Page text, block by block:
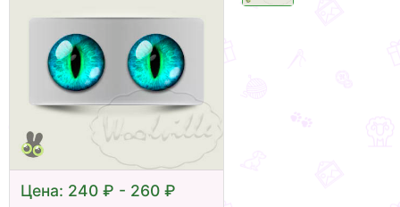
Цена: 240 ₽ - 260 ₽